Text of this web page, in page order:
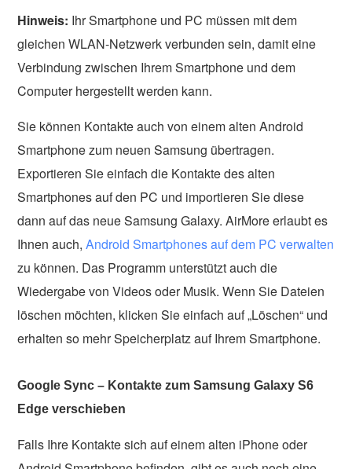
Hinweis: Ihr Smartphone und PC müssen mit dem
gleichen WLAN-Netzwerk verbunden sein, damit eine
Verbindung zwischen Ihrem Smartphone und dem
Computer hergestellt werden kann.
Sie können Kontakte auch von einem alten Android
Smartphone zum neuen Samsung übertragen.
Exportieren Sie einfach die Kontakte des alten
Smartphones auf den PC und importieren Sie diese
dann auf das neue Samsung Galaxy. AirMore erlaubt es
Ihnen auch,Android Smartphones auf dem PC verwalten
zu können. Das Programm unterstützt auch die
Wiedergabe von Videos oder Musik. Wenn Sie Dateien
löschen möchten, klicken Sie einfach auf „Löschen“ und
erhalten so mehr Speicherplatz auf Ihrem Smartphone.
Google Sync – Kontakte zum Samsung Galaxy S6
Edge verschieben
Falls Ihre Kontakte sich auf einem alten iPhone oder